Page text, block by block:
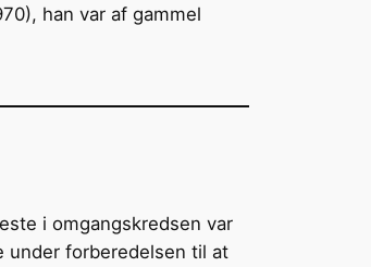
han var af gammel
i omgangskredsen var
under forberedelsen til at